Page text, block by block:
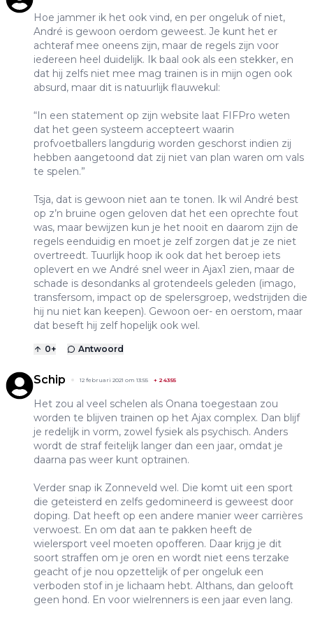
Hoe jammer ik het ook vind, en per ongeluk of niet,
André is gewoon oerdom geweest. Je kunt het er
achteraf mee oneens zijn, maar de regels zijn voor
iedereen heel duidelijk. Ik baal ook als een stekker, en
dat hij zelfs niet mee mag trainen is in mijn ogen ook
absurd, maar dit is natuurlijk flauwekul:
“In een statement op zijn website laat FIFPro weten
dat het geen systeem accepteert waarin
profvoetballers langdurig worden geschorst indien zij
hebben aangetoond dat zij niet van plan waren om vals
te spelen.”
Tsja, dat is gewoon niet aan te tonen. Ik wil André best
op z’n bruine ogen geloven dat het een oprechte fout
was, maar bewijzen kun je het nooit en daarom zijn de
regels eenduidig en moet je zelf zorgen dat je ze niet
overtreedt. Tuurlijk hoop ik ook dat het beroep iets
oplevert en we André snel weer in Ajax1 zien, maar de
schade is desondanks al grotendeels geleden (imago,
transfersom, impact op de spelersgroep, wedstrijden die
hij nu niet kan keepen). Gewoon oer- en oerstom, maar
dat beseft hij zelf hopelijk ook wel.
0+ Antwoord
Schip 12 februari 2021 om 13:55 + 24355
Het zou al veel schelen als Onana toegestaan zou
worden te blijven trainen op het Ajax complex. Dan blijf
je redelijk in vorm, zowel fysiek als psychisch. Anders
wordt de straf feitelijk langer dan een jaar, omdat je
daarna pas weer kunt optrainen.
Verder snap ik Zonneveld wel. Die komt uit een sport
die geteisterd en zelfs gedomineerd is geweest door
doping. Dat heeft op een andere manier weer carrières
verwoest. En om dat aan te pakken heeft de
wielersport veel moeten opofferen. Daar krijg je dit
soort straffen om je oren en wordt niet eens terzake
geacht of je nou opzettelijk of per ongeluk een
verboden stof in je lichaam hebt. Althans, dan gelooft
geen hond. En voor wielrenners is een jaar even lang.